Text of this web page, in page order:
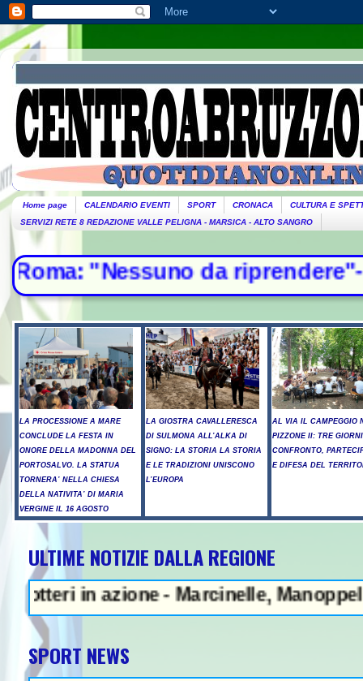
Home page CALENDARIO EVENTI SPORT CRONACA
CULTURA E
SERVIZI RETE 8 REDAZIONE VALLE PELIGNA - MARSICA - ALTO SANGRO
da riprendere"-
LA PROCESSIONE A MARE
CONCLUDE LA FESTA IN
ONORE DELLA MADONNA DEL
PORTOSALVO. LA STATUA
TORNERA’ NELLA CHIESA
DELLA NATIVITA’ DI MARIA
VERGINE IL 16 AGOSTO
LA GIOSTRA CAVALLERESCA
DI SULMONA ALL’ALKA DI
SIGNO: LA STORIA LA STORIA
E LE TRADIZIONI UNISCONO
L’EUROPA
AL VIA IL CAMPEGGIO
PIZZONE II: TRE
CONFRONTO,
E DIFESA DEL
ULTIME NOTIZIE DALLA REGIONE
azione - Marcinelle, Manoppello
SPORT NEWS